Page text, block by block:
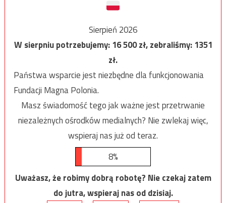
Sierpień 2026
W sierpniu potrzebujemy:16 500zł, zebraliśmy:1351
zł.
Państwa wsparcie jest niezbędne dla funkcjonowania
Fundacji Magna Polonia.
Masz świadomość tego jak ważne jest przetrwanie
niezależnych ośrodków medialnych? Nie zwlekaj więc,
wspieraj nas już od teraz.
8%
Uważasz, że robimy dobrą robotę? Nie czekaj zatem
do jutra, wspieraj nas od dzisiaj.